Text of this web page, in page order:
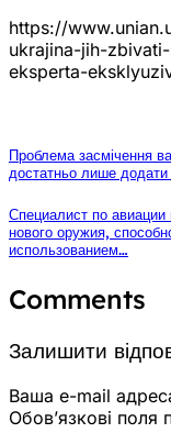
https://
ukrajina-jih-
eksperta-
Проблема засмічення
достатньо лише додати
Специалист по
нового оружия,
использованием…
Comments
Залишити
Ваша e-mail
Обов’язкові поля